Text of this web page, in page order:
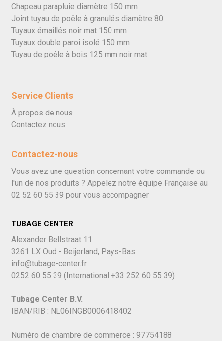
Chapeau parapluie diamètre 150 mm
Joint tuyau de poêle à granulés diamètre 80
Tuyaux émaillés noir mat 150 mm
Tuyaux double paroi isolé 150 mm
Tuyau de poêle à bois 125 mm noir mat
Service Clients
À propos de nous
Contactez nous
Contactez-nous
Vous avez une question concernant votre commande ou
l'un de nos produits ? Appelez notre équipe Française au
02 52 60 55 39 pour vous accompagner
TUBAGE CENTER
Alexander Bellstraat 11
3261 LX Oud - Beijerland, Pays-Bas
info@tubage-center.fr
0252 60 55 39 (International +33 252 60 55 39)
Tubage Center B.V.
IBAN/RIB : NL06INGB0006418402
Numéro de chambre de commerce : 97754188